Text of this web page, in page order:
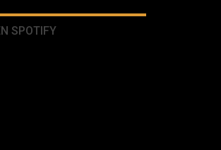
SPOTIFY